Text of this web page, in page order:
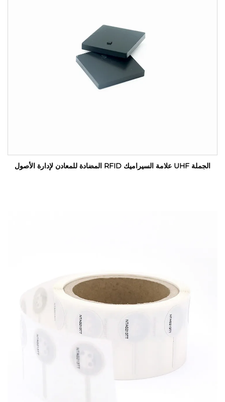
الجملة UHF علامة السيراميك RFID المضادة للمعادن لإدارة الأصول